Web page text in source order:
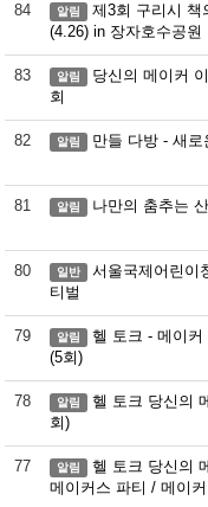
84 알림
제3회 구리시 책
(4.26) in 장자호수공원
83 알림
당신의 메이커
회
82 알림
만들 다방 - 새로
81 알림
나만의 춤추는
80 일반
서울국제어린이
티벌
79 알림
헬 토크 - 메이
(5회)
78 알림
헬 토크 당신의
회)
77 알림
헬 토크 당신의
메이커스 파티 / 메이